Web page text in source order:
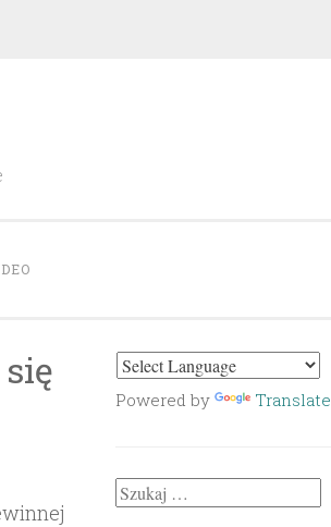
Powered by Translate
Szukaj: